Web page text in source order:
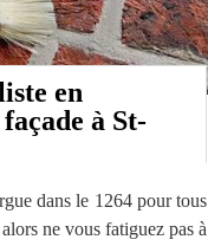
en
à St-
dans le 1264 pour tous
ne vous fatiguez pas à